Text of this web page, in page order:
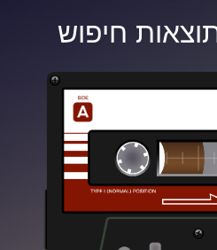
חיפוש